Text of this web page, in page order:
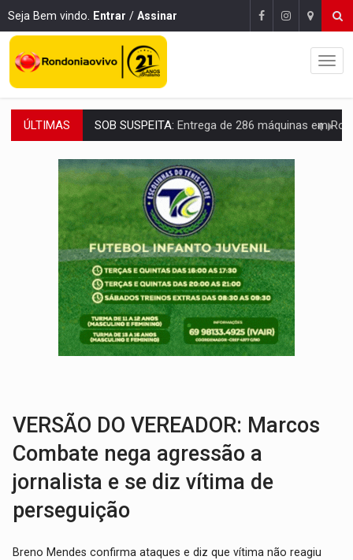
Seja Bem vindo. Entrar / Assinar
ÚLTIMAS ARTIGO:Reter até 50% no distrato imobiliário é legal, mas não pode
DO HOSPITAL AO CAMPO:Veja as mais de 200 ações de Marcos
EXPANSÃO:Grupo Nova Era amplia presença em PVH e transforma Aramix
ROTA GLOBAL:PCC amplia presença internacional e transforma Brasil em
CONEXÃO RONDONIAOVIVO:Museólogo Antônio Ocampo conduz a história de
EXTENSÃO DE DANOS:Ferroviários pedem ao Iphan recuperação de área
VARIANDO O CARDÁPIO:Veja essa receita de carne assada para o
PREJUÍZO AOS ESTUDANTES:Greve dos professores em PVH é
VERSÃO DO VEREADOR: Marcos
Combate nega agressão a
jornalista e se diz vítima de
perseguição
Breno Mendes confirma ataques e diz que vítima não reagiu